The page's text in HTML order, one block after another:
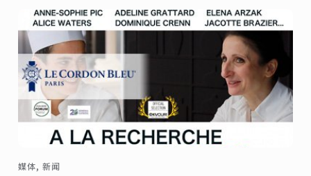
媒体, 新闻